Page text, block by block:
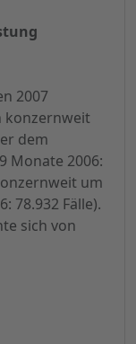
2007
konzernweit
dem
Monate 2006:
um
78.932 Fälle).
sich von